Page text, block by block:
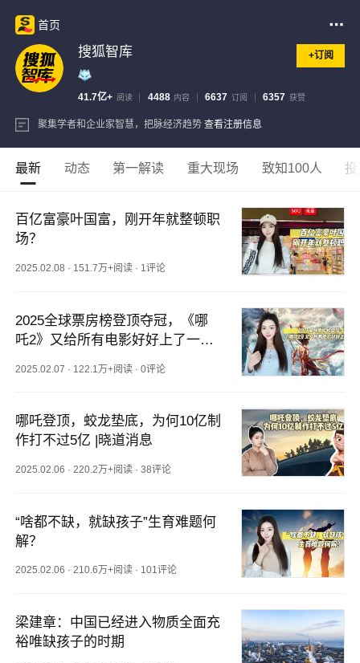
首页
搜狐智库 +订阅
41.7亿+ 阅读 4488 内容 6637 订阅 6357 获赞
聚集学者和企业家智慧，把脉经济趋势 查看注册信息
最新 动态 第一解读 重大现场 致知100人
百亿富豪叶国富，刚开年就整顿职
场？
2025.02.08 · 151.7万+阅读 · 1评论
2025全球票房榜登顶夺冠，《哪
吒2》又给所有电影好好上了一
2025.02.07 · 122.1万+阅读 ·0评论
哪吒登顶，蛟龙垫底，为何10亿制
作打不过5亿 |晓道消息
2025.02.06 ·220.2万+阅读 ·38评论
“啥都不缺，就缺孩子”生育难题何
解？
2025.02.06 ·210.6万+阅读 · 101评论
梁建章：中国已经进入物质全面充
裕唯缺孩子的时期